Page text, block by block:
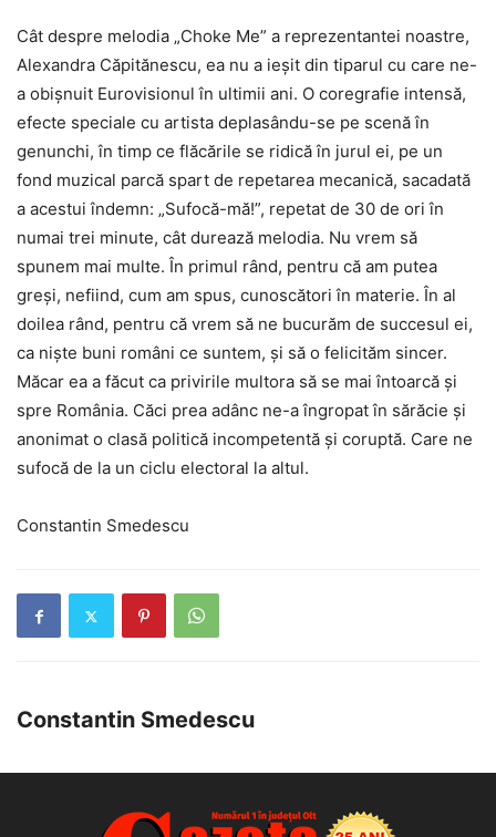
Cât despre melodia „Choke Me” a reprezentantei noastre,
Alexandra Căpitănescu, ea nu a ieșit din tiparul cu care ne-
a obișnuit Eurovisionul în ultimii ani. O coregrafie intensă,
efecte speciale cu artista deplasându-se pe scenă în
genunchi, în timp ce flăcările se ridică în jurul ei, pe un
fond muzical parcă spart de repetarea mecanică, sacadată
a acestui îndemn: „Sufocă-mă!”, repetat de 30 de ori în
numai trei minute, cât durează melodia. Nu vrem să
spunem mai multe. În primul rând, pentru că am putea
greși, nefiind, cum am spus, cunoscători în materie. În al
doilea rând, pentru că vrem să ne bucurăm de succesul ei,
ca niște buni români ce suntem, și să o felicităm sincer.
Măcar ea a făcut ca privirile multora să se mai întoarcă și
spre România. Căci prea adânc ne-a îngropat în sărăcie și
anonimat o clasă politică incompetentă și coruptă. Care ne
sufocă de la un ciclu electoral la altul.
Constantin Smedescu
Constantin Smedescu